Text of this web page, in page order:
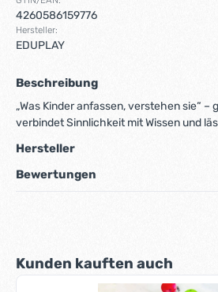
4260586159776
Hersteller:
EDUPLAY
Beschreibung
„Was Kinder anfassen, verstehen sie“ –
verbindet Sinnlichkeit mit Wissen und
Hersteller
Bewertungen
Produktgalerie überspringen
Kunden kauften auch